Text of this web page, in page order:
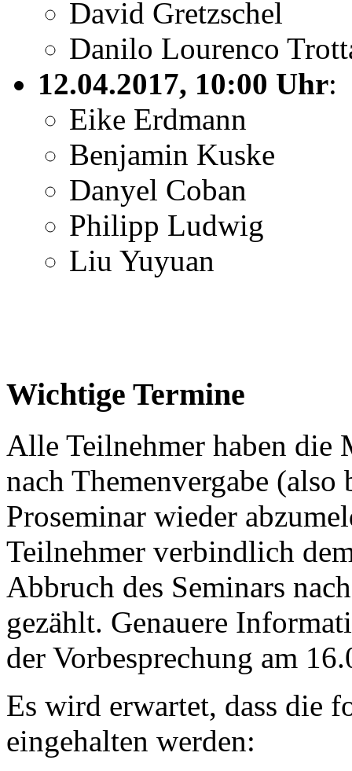
David Gretzschel
Danilo Lourenco
12.04.2017, 10:00 Uhr:
Eike Erdmann
Benjamin Kuske
Danyel Coban
Philipp Ludwig
Liu Yuyuan
Wichtige Termine
Alle Teilnehmer haben die
nach Themenvergabe
Proseminar wieder
Teilnehmer verbindlich
Abbruch des Seminars
gezählt. Genauere
der Vorbesprechung am
Es wird erwartet, dass die
eingehalten werden: